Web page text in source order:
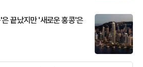
끝났지만 '새로운 홍콩'은